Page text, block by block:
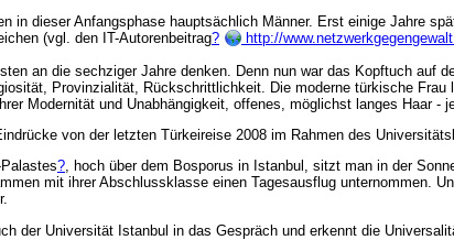
in dieser Anfangsphase hauptsächlich Männer. Erst einige Jahre
(vgl. den IT-Autorenbeitrag? http://
an die sechziger Jahre denken. Denn nun war das Kopftuch
Provinzialität, Rückschrittlichkeit. Die moderne türkische
Modernität und Unabhängigkeit, offenes, möglichst langes Haar -
von der letzten Türkeireise 2008 im Rahmen des
?, hoch über dem Bosporus in Istanbul, sitzt man in der
mit ihrer Abschlussklasse einen Tagesausflug unternommen.
der Universität Istanbul in das Gespräch und erkennt die